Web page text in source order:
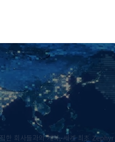
한 회사들과의 계약, 세계 최초